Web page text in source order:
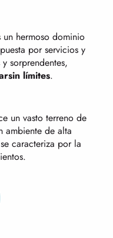
hermoso dominio
por servicios y
sorprendentes,
sin límites.
un vasto terreno de
ambiente de alta
caracteriza por la